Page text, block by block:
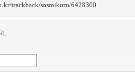
trackback/sosmikuru/6428300